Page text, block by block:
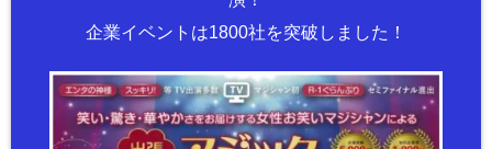
企業イベントは1800社を突破しました！